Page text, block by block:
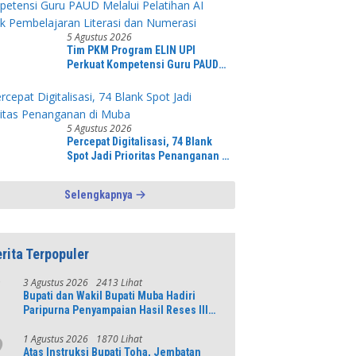
bersinergi bersama sama “,karang
taruna desa Jonggol Jaya Jaya,”
5 Agustus 2026
Tim PKM Program ELIN UPI
Perkuat Kompetensi Guru PAUD
Pembelajaran Literasi dan
Numerasi
5 Agustus 2026
Percepat Digitalisasi, 74 Blank
Spot Jadi Prioritas Penanganan di
Selengkapnya
Terpopuler
3 Agustus 2026 2413 Lihat
Bupati dan Wakil Bupati Muba Hadiri
Paripurna Penyampaian Hasil Reses III
1 Agustus 2026 1870 Lihat
Atas Instruksi Bupati Toha, Jembatan